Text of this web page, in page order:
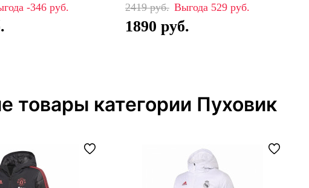
-346 2419 529
1890
товары категории Пуховик